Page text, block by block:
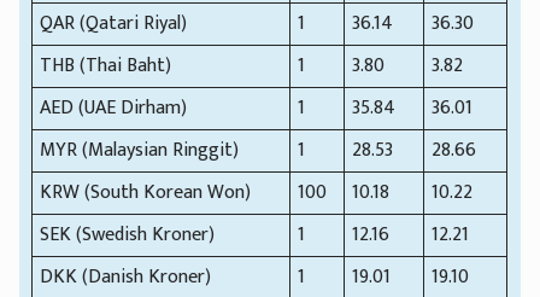
QAR (Qatari Riyal)
1 36.14
36.30
THB (Thai Baht)
1 3.80
3.82
AED (UAE Dirham)
1 35.84
36.01
MYR (Malaysian Ringgit)
1 28.53
28.66
KRW (South Korean Won)
100 10.18
10.22
SEK (Swedish Kroner)
1 12.16
12.21
DKK (Danish Kroner)
1 19.01
19.10